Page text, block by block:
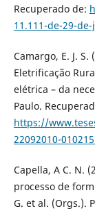
Recuperado de:
11.111-de-29-
Camargo, E. J.
Eletrificação
elétrica – da
Paulo.
https://
22092010-
Capella, A C. N.
processo de
G. et al. (Orgs.).